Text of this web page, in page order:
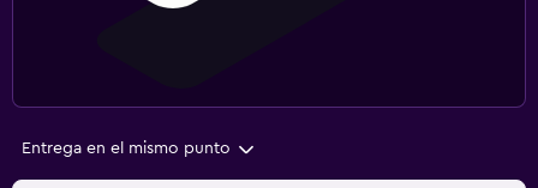
Entrega en el mismo punto